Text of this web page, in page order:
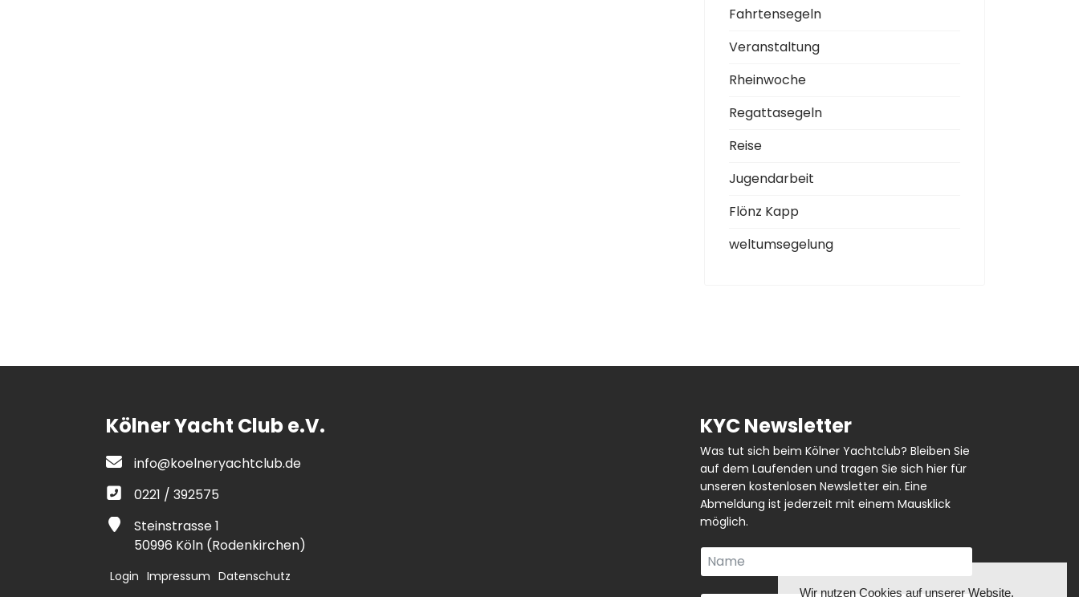
Wir nutzen Cookies auf unserer Website.
Fahrtensegeln
Veranstaltung
Rheinwoche
Regattasegeln
Reise
Jugendarbeit
Flönz Kapp
weltumsegelung
Kölner Yacht Club e.V.
info@koelneryachtclub.de
0221 / 392575
Steinstrasse 1
50996 Köln (Rodenkirchen)
Login Impressum Datenschutz
KYC Newsletter
Was tut sich beim Kölner Yachtclub? Bleiben Sie
auf dem Laufenden und tragen Sie sich hier für
unseren kostenlosen Newsletter ein. Eine
Abmeldung ist jederzeit mit einem Mausklick
möglich.